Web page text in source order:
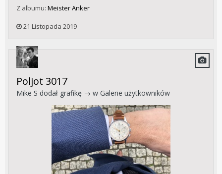
Z albumu: Meister Anker
21 Listopada 2019
Poljot 3017
Mike S dodał grafikę → w Galerie użytkowników